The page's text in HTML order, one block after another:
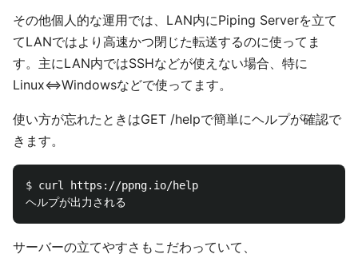
その他個人的な運用では、LAN内にPiping Serverを立て
てLANではより高速かつ閉じた転送するのに使ってま
す。主にLAN内ではSSHなどが使えない場合、特に
Linux<=>Windowsなどで使ってます。
使い方が忘れたときはGET /helpで簡単にヘルプが確認で
きます。
$ curl https://ppng.io/help
サーバーの立てやすさもこだわっていて、